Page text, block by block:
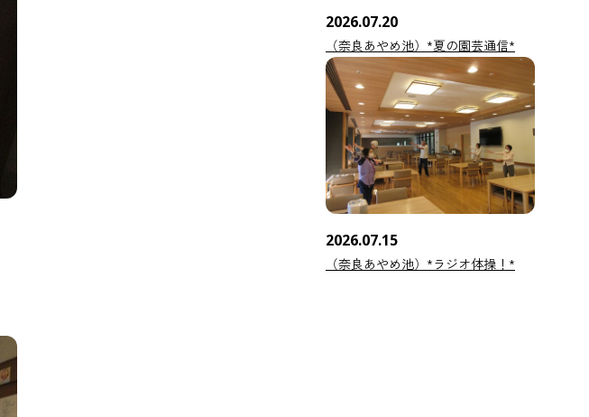
2026.07.20
（奈良あやめ池）*夏の園芸通信*
2026.07.15
（奈良あやめ池）*ラジオ体操！*